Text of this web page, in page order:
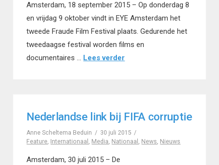
Amsterdam, 18 september 2015 – Op donderdag 8
en vrijdag 9 oktober vindt in EYE Amsterdam het
tweede Fraude Film Festival plaats. Gedurende het
tweedaagse festival worden films en
documentaires … Lees verder
Nederlandse link bij FIFA corruptie
Anne Scheltema Beduin
30 juli 2015
Feature, Internationaal , Media, Nationaal , News, Nieuws
Amsterdam, 30 juli 2015 – De